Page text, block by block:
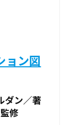
ョン図
ダン／著
修